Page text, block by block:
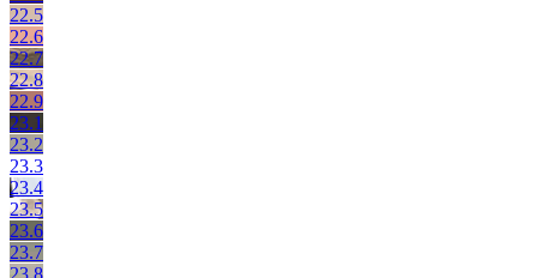
22.5
22.6
22.7
22.8
22.9
23.1
23.2
23.3
23.4
23.5
23.6
23.7
23.8